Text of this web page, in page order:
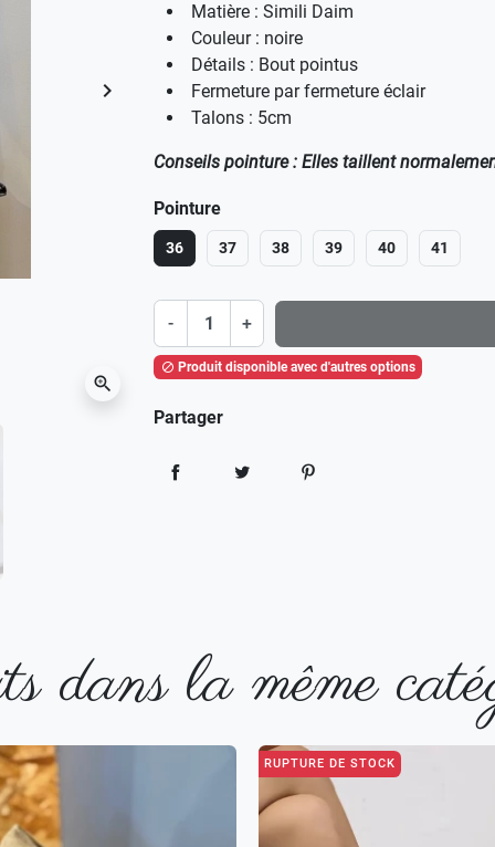
Suivant
keyboard_arrow_right
zoom_in
Matière : Simili Daim
Couleur : noire
Détails : Bout pointus
Fermeture par fermeture éclair
Talons : 5cm
Conseils pointure : Elles taillent
Pointure
36 37 38 39 40 41
- +
 Produit disponible avec d'autres options
Partager
dans la même
RUPTURE DE STOCK